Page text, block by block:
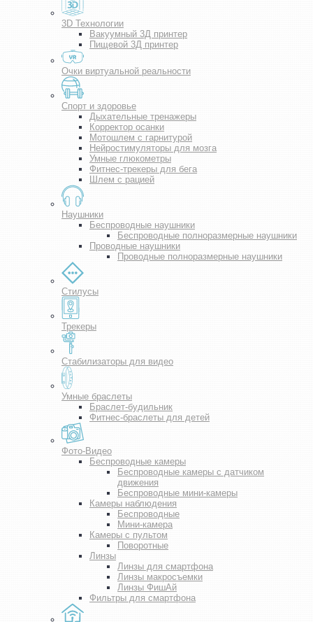
3D Технологии
Вакуумный 3Д принтер
Пищевой 3Д принтер
Очки виртуальной реальности
Спорт и здоровье
Дыхательные тренажеры
Корректор осанки
Мотошлем с гарнитурой
Нейростимуляторы для мозга
Умные глюкометры
Фитнес-трекеры для бега
Шлем с рацией
Наушники
Беспроводные наушники
Беспроводные полноразмерные наушники
Проводные наушники
Проводные полноразмерные наушники
Стилусы
Трекеры
Стабилизаторы для видео
Умные браслеты
Браслет-будильник
Фитнес-браслеты для детей
Фото-Видео
Беспроводные камеры
Беспроводные камеры с датчиком
движения
Беспроводные мини-камеры
Камеры наблюдения
Беспроводные
Мини-камера
Камеры с пультом
Поворотные
Линзы
Линзы для смартфона
Линзы макросъемки
Линзы ФишАй
Фильтры для смартфона